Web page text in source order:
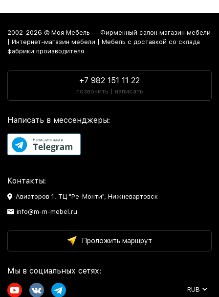
2002-2026 © Моя Мебель — Фирменный салон магазин мебели
| Интернет-магазин мебели | Мебель с доставкой со склада
фабрики производителя
+7 982 151 11 22
позвонить | написать
Написать в мессенджеры:
Контакты:
Авиаторов 1, ТЦ "Ре-Монти", Нижневартовск
info@m-m-mebel.ru
Проложить маршрут
Мы в социальных сетях:
RUB